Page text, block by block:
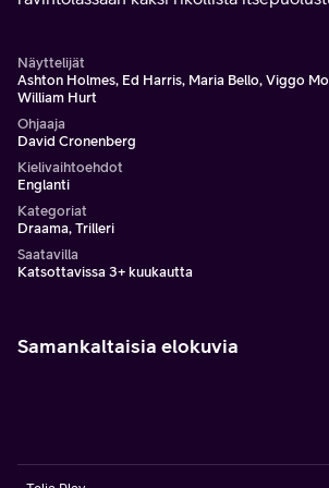
Näyttelijät
Ashton Holmes, Ed Harris, Maria Bello, Viggo
William Hurt
Ohjaaja
David Cronenberg
Kielivaihtoehdot
Englanti
Kategoriat
Draama, Trilleri
Saatavilla
Katsottavissa 3+ kuukautta
Samankaltaisia elokuvia